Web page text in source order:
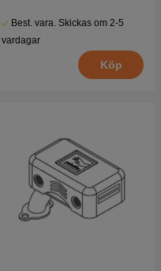
Best. vara. Skickas om 2-5
vardagar
Köp